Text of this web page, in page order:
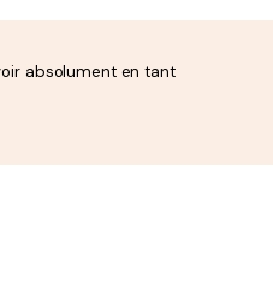
absolument en tant
et à
TTC